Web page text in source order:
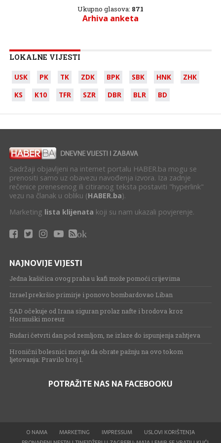
Ukupno glasova: 871
Arhiva anketa
LOKALNE VIJESTI
USK PK TK ZDK BPK SBK HNK
ZHK
KS
K10 TFR SZR DBR BLR BD
Sadržaji objavljeni na internet portalu HABER.ba mogu se
prenositi samo uz obavezu navođenja izvora. Iza zadnje
rečenice prenesenog ili citiranog teksta postaviti "hyperlink"
vezu na članak u obliku (HABER.ba).
Marketing lista klijenata koji su nam ukazali povjerenje.
ok
NAJNOVIJE VIJESTI
Jedna kašičica ovog praha u kafi može pomoći crijevima
Izrael prekršio primirje i ponovo bombardovao Liban
SAD očekuje od Irana siguran prolaz nafte i brodova kroz
Hormuški moreuz
Rudari četvrti dan pod zemljom, ne izlaze do ispunjenja zahtjeva
Hronični bolesnici moraju da obrate pažnju na ovo tokom
ljetovanja: Pravilo broj 1.
POTRAŽITE NAS NA FACEBOOKU
O NAMA MARKETING IMPRESSUM
USLOVI KORIŠTENJA